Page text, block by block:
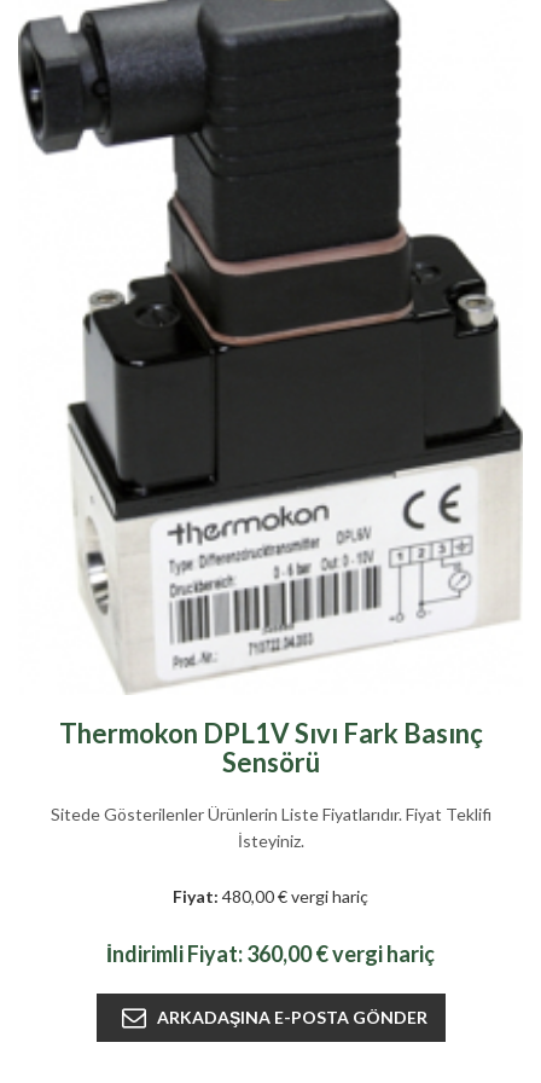
Thermokon DPL1V Sıvı Fark Basınç
Sensörü
Sitede Gösterilenler Ürünlerin Liste Fiyatlarıdır. Fiyat Teklifi
İsteyiniz.
Fiyat: 480,00 € vergi hariç
İndirimli Fiyat:360,00 € vergi hariç